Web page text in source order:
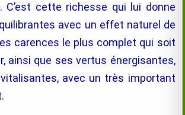
C’est cette richesse qui lui donne
avec un effet naturel de
carences le plus complet qui soit
ainsi que ses vertus énergisantes,
avec un très important